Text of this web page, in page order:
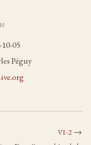
05
Péguy
VI-2 →